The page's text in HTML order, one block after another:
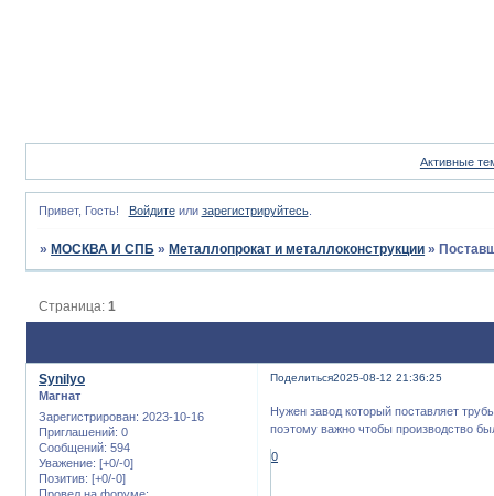
Активные
Привет, Гость! Войдитеили зарегистрируйтесь.
» МОСКВА И СПБ » Металлопрокат и металлоконструкции »
Страница:1
Поделиться2025-08-12 21:36:25
Synilyo
Магнат
Зарегистрирован: 2023-10-16
Приглашений: 0
Сообщений: 594
Уважение: [+0/-0]
Позитив: [+0/-0]
Нужен завод который поставляет
поэтому важно чтобы производство
0